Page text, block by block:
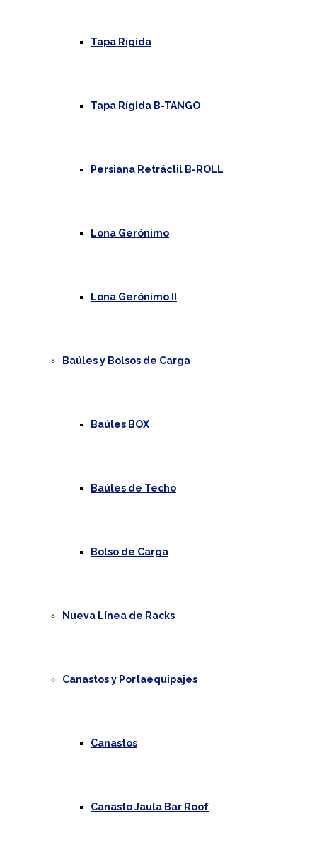
Tapa Rígida
Tapa Rígida B-TANGO
Persiana Retráctil B-ROLL
Lona Gerónimo
Lona Gerónimo II
Baúles y Bolsos de Carga
Baúles BOX
Baúles de Techo
Bolso de Carga
Nueva Línea de Racks
Canastos y Portaequipajes
Canastos
Canasto Jaula Bar Roof